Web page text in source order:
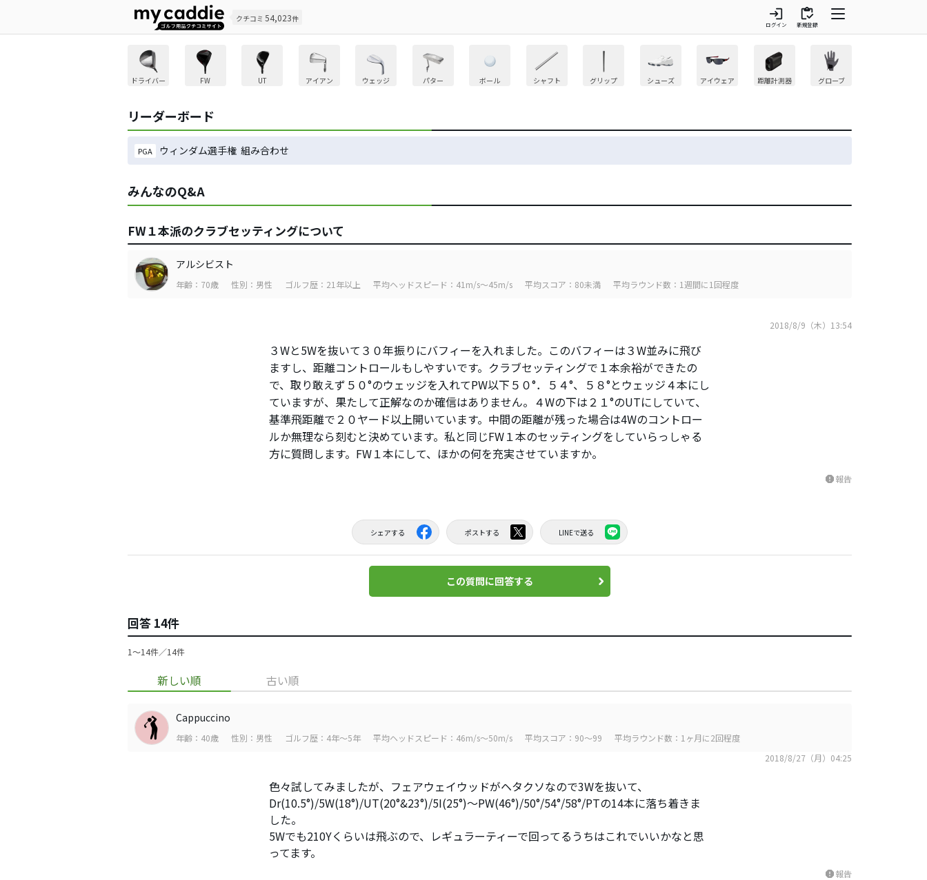
クチコミ 54,023件 login
ログイン
inventory
新規登録
ドライバー FW UT アイアン ウェッジ パター ボール シャフト グリップ シューズ アイウェア 距離計測器 グローブ
リーダーボード
PGA ウィンダム選手権 組み合わせ
みんなのQ&A
FW１本派のクラブセッティングについて
アルシビスト
年齢：70歳 性別：男性 ゴルフ歴：21年以上 平均ヘッドスピード：41m/s～45m/s 平均スコア：80未満 平均ラウンド数：1週間に1回程度
2018/8/9（木）13:54
３Wと5Wを抜いて３０年振りにバフィーを入れました。このバフィーは３W並みに飛び
ますし、距離コントロールもしやすいです。クラブセッティングで１本余裕ができたの
で、取り敢えず５０°のウェッジを入れてPW以下５０°．５４°、５８°とウェッジ４本にし
ていますが、果たして正解なのか確信はありません。４Wの下は２１°のUTにしていて、
基準飛距離で２０ヤード以上開いています。中間の距離が残った場合は4Wのコントロー
ルか無理なら刻むと決めています。私と同じFW１本のセッティングをしていらっしゃる
方に質問します。FW１本にして、ほかの何を充実させていますか。
report報告
シェアする ポストする LINEで送る
この質問に回答する
回答 14件
1〜14件／14件
新しい順 古い順
Cappuccino
年齢：40歳 性別：男性 ゴルフ歴：4年～5年 平均ヘッドスピード：46m/s～50m/s 平均スコア：90～99
平均ラウンド数：1ヶ月に2回程度
2018/8/27（月）04:25
色々試してみましたが、フェアウェイウッドがヘタクソなので3Wを抜いて、
Dr(10.5°)/5W(18°)/UT(20°&23°)/5I(25°)〜PW(46°)/50°/54°/58°/PTの14本に落ち着きま
した。
5Wでも210Yくらいは飛ぶので、レギュラーティーで回ってるうちはこれでいいかなと思
ってます。
report報告